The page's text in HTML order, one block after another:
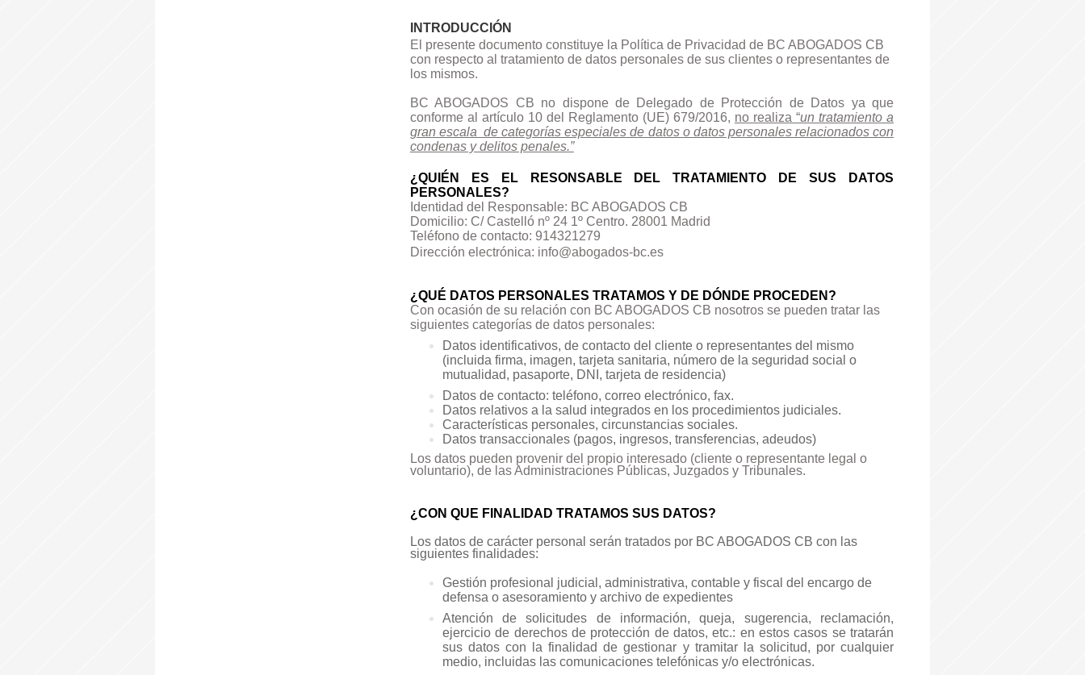
INTRODUCCIÓN
El presente documento constituye la Política de Privacidad de BC ABOGADOS CB
con respecto al tratamiento de datos personales de sus clientes o representantes de
los mismos.
BC ABOGADOS CB no dispone de Delegado de Protección de Datos ya que
conforme al artículo 10 del Reglamento (UE) 679/2016, no realiza “un tratamiento a
gran escala de categorías especiales de datos o datos personales relacionados con
condenas y delitos penales.”
¿QUIÉN ES EL RESONSABLE DEL TRATAMIENTO DE SUS DATOS
PERSONALES?
Identidad del Responsable: BC ABOGADOS CB
Domicilio: C/ Castelló nº 24 1º Centro. 28001 Madrid
Teléfono de contacto: 914321279
Dirección electrónica: info@abogados-bc.es
¿QUÉ DATOS PERSONALES TRATAMOS Y DE DÓNDE PROCEDEN?
Con ocasión de su relación con BC ABOGADOS CB nosotros se pueden tratar las
siguientes categorías de datos personales:
Datos identificativos, de contacto del cliente o representantes del mismo
(incluida firma, imagen, tarjeta sanitaria, número de la seguridad social o
mutualidad, pasaporte, DNI, tarjeta de residencia)
Datos de contacto: teléfono, correo electrónico, fax.
Datos relativos a la salud integrados en los procedimientos judiciales.
Características personales, circunstancias sociales.
Datos transaccionales (pagos, ingresos, transferencias, adeudos)
Los datos pueden provenir del propio interesado (cliente o representante legal o
voluntario), de las Administraciones Públicas, Juzgados y Tribunales.
¿CON QUE FINALIDAD TRATAMOS SUS DATOS?
Los datos de carácter personal serán tratados por BC ABOGADOS CB con las
siguientes finalidades:
Gestión profesional judicial, administrativa, contable y fiscal del encargo de
defensa o asesoramiento y archivo de expedientes
Atención de solicitudes de información, queja, sugerencia, reclamación,
ejercicio de derechos de protección de datos, etc.: en estos casos se tratarán
sus datos con la finalidad de gestionar y tramitar la solicitud, por cualquier
medio, incluidas las comunicaciones telefónicas y/o electrónicas.